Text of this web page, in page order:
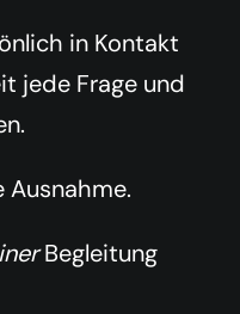
in Kontakt
jede Frage und
Ausnahme.
Begleitung